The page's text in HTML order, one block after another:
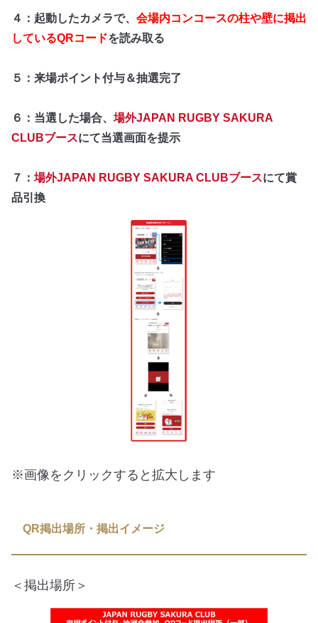
４：起動したカメラで、 会場内コンコースの柱や壁に掲出
しているQRコードを読み取る
５：来場ポイント付与＆抽選完了
６：当選した場合、 場外JAPAN RUGBY SAKURA
CLUBブースにて当選画面を提示
７： 場外JAPAN RUGBY SAKURA CLUBブースにて賞
品引換
※画像をクリックすると拡大します
QR掲出場所・掲出イメージ
＜掲出場所＞